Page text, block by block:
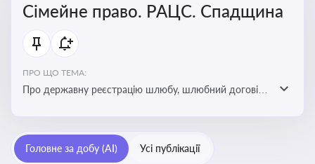
Сімейне право. РАЦС. Спадщина
ПРО ЩО ТЕМА:
Про державну реєстрацію шлюбу, шлюбний договір,
прийомну сім’ю, визнання недієздатності,
позбавлення батьківських прав, виховання дитини,
Головне за добу (AI) Усі публікації